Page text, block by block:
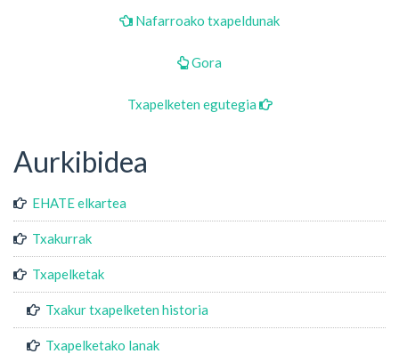
Nafarroako txapeldunak
Gora
Txapelketen egutegia
Aurkibidea
EHATE elkartea
Txakurrak
Txapelketak
Txakur txapelketen historia
Txapelketako lanak